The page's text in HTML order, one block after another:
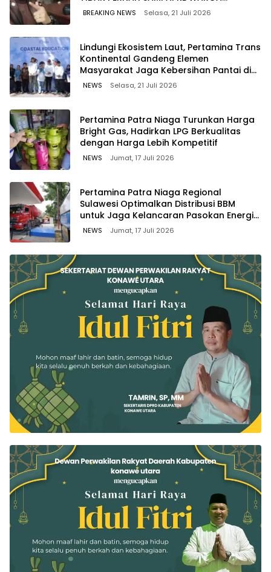
WAWOONE!
BREAKING NEWS Selasa, 21 Juli 2026
Lindungi Ekosistem Laut, Pertamina Trans
Kontinental Gandeng Elemen
Masyarakat Jaga Kebersihan Pantai di
Bitung, Sulawesi
NEWS Selasa, 21 Juli 2026
Pertamina Patra Niaga Turunkan Harga
Bright Gas, Hadirkan LPG Berkualitas
dengan Harga Lebih Kompetitif
NEWS Jumat, 17 Juli 2026
Pertamina Patra Niaga Regional
Sulawesi Optimalkan Distribusi BBM
untuk Jaga Kelancaran Pasokan Energi
di Seluruh Wilayah Sulawesi
NEWS Jumat, 17 Juli 2026